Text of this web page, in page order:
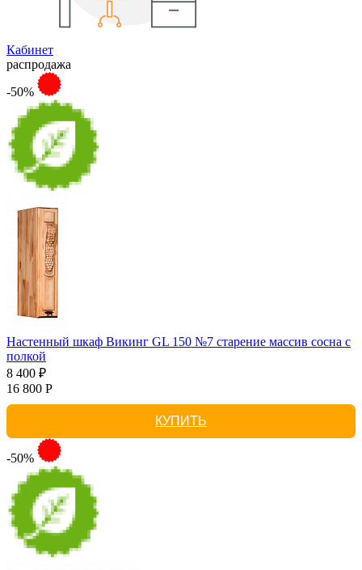
Кабинет
распродажа
-50%
Настенный шкаф Викинг GL 150 №7 старение массив сосна с
полкой
8 400 ₽
16 800 Р
КУПИТЬ
-50%